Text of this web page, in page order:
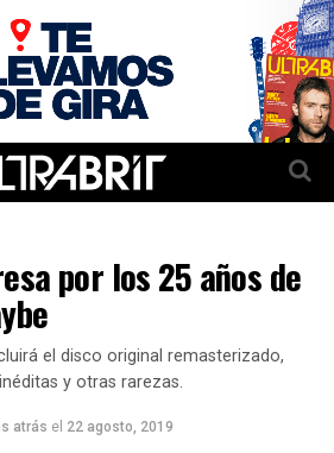
por los 25 años de
el disco original remasterizado,
y otras rarezas.
atrás el 22 agosto, 2019